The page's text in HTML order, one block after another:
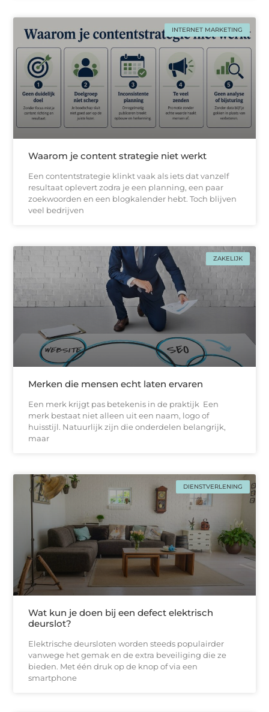
INTERNET MARKETING
Waarom je content strategie niet werkt
Een contentstrategie klinkt vaak als iets dat vanzelf
resultaat oplevert zodra je een planning, een paar
zoekwoorden en een blogkalender hebt. Toch blijven
veel bedrijven
ZAKELIJK
Merken die mensen echt laten ervaren
Een merk krijgt pas betekenis in de praktijk Een
merk bestaat niet alleen uit een naam, logo of
huisstijl. Natuurlijk zijn die onderdelen belangrijk,
maar
DIENSTVERLENING
Wat kun je doen bij een defect elektrisch
deurslot?
Elektrische deursloten worden steeds populairder
vanwege het gemak en de extra beveiliging die ze
bieden. Met één druk op de knop of via een
smartphone